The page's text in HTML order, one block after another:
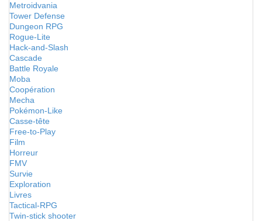
Metroidvania
Tower Defense
Dungeon RPG
Rogue-Lite
Hack-and-Slash
Cascade
Battle Royale
Moba
Coopération
Mecha
Pokémon-Like
Casse-tête
Free-to-Play
Film
Horreur
FMV
Survie
Exploration
Livres
Tactical-RPG
Twin-stick shooter